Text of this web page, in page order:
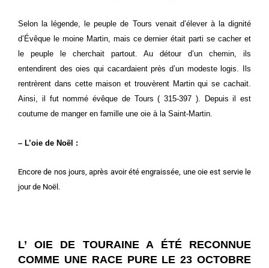
Selon la légende, le peuple de Tours venait d’élever à la dignité
d’Évêque le moine Martin, mais ce dernier était parti se cacher et
le peuple le cherchait partout. Au détour d’un chemin, ils
entendirent des oies qui cacardaient près d’un modeste logis. Ils
rentrèrent dans cette maison et trouvèrent Martin qui se cachait.
Ainsi, il fut nommé évêque de Tours ( 315-397 ). Depuis il est
coutume de manger en famille une oie à la Saint-Martin.
– L’oie de Noël :
Encore de nos jours, après avoir été engraissée, une oie est servie le
jour de Noël.
L’ OIE DE TOURAINE A ÉTÉ RECONNUE
COMME UNE RACE PURE LE 23 OCTOBRE